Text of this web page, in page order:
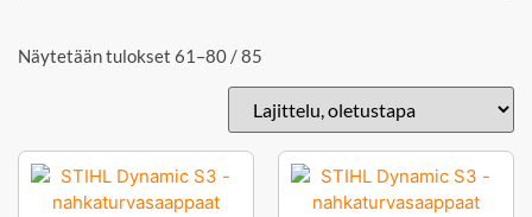
Näytetään tulokset 61–80 / 85